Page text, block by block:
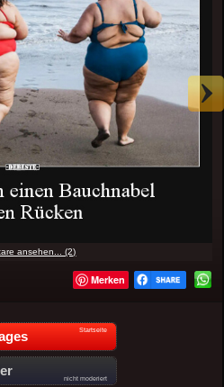
ansehen... (2)
Merken
Startseite
nicht moderiert